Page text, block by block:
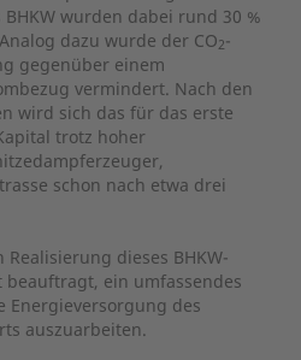
wurden dabei rund 30 %
dazu wurde der CO2-
gegenüber einem
vermindert. Nach den
wird sich das für das erste
trotz hoher
schon nach etwa drei
dieses BHKW-
beauftragt, ein umfassendes
Energieversorgung des
auszuarbeiten.